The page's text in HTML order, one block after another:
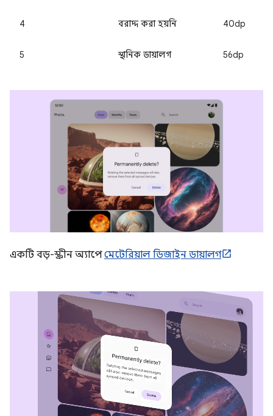
4 বরাদ্দ করা হয়নি 40dp
5 স্থানিক ডায়ালগ 56dp
একটি বড়-স্ক্রীন অ্যাপেমেটেরিয়াল ডিজাইন ডায়ালগ